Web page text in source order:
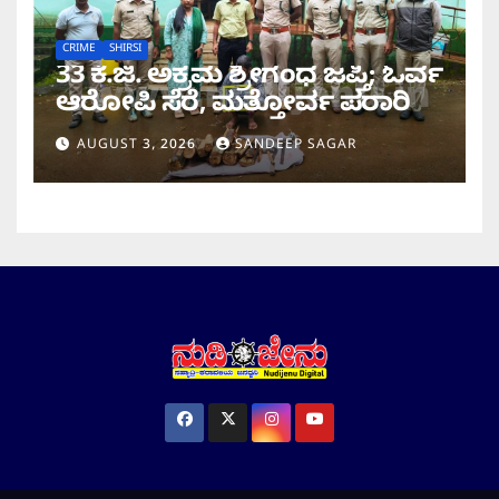
CRIME SHIRSI
33 ಕೆ.ಜಿ. ಅಕ್ರಮ ಶ್ರೀಗಂಧ ಜಪ್ತಿ; ಓರ್ವ
ಆರೋಪಿ ಸೆರೆ, ಮತ್ತೋರ್ವ ಪರಾ​​ರಿ
AUGUST 3, 2026 SANDEEP SAGAR